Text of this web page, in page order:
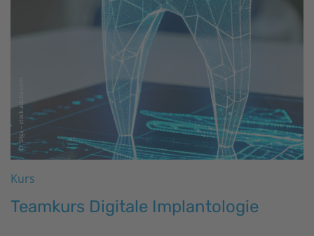
Kurs
Teamkurs Digitale Implantologie